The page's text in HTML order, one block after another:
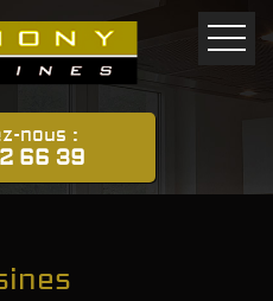
nous :
66 39